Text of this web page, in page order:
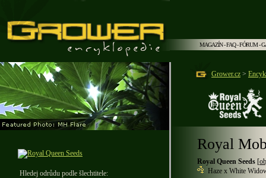
MAGAZÍN-FAQ-FÓRUM-
Hledej odrůdu podle šlechtitele:
Grower.cz >
Royal
Royal Queen Seeds [
Haze x White